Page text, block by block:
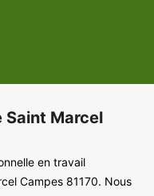
Saint Marcel
en travail
Campes 81170. Nous